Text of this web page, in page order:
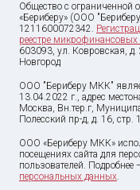
Общество с ограниченной
«Бериберу» (ООО
1211600072342.
реестре
603093, ул. Ковровская,
Новгород
ООО "Бериберу МКК"
13.04.2022 г., адрес
Москва, Вн.тер.г,
Полесский пр-д, д. 16,
ООО «Бериберу МКК»
посещениях сайта для
пользователей. Подробнее
персональных данных.